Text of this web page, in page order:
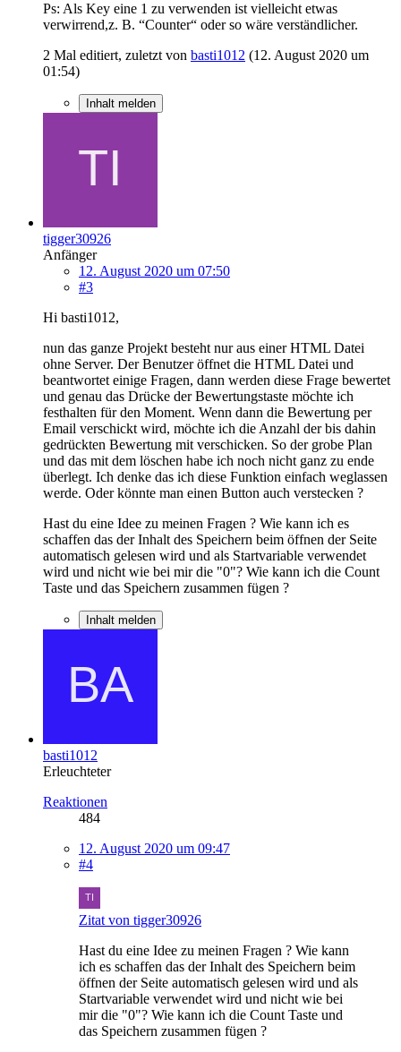
Ps: Als Key eine 1 zu verwenden ist vielleicht etwas
verwirrend,z. B. “Counter“ oder so wäre verständlicher.
2 Mal editiert, zuletzt von basti1012 (12. August 2020 um
01:54)
Inhalt melden
tigger30926
Anfänger
12. August 2020 um 07:50
#3
Hi basti1012,
nun das ganze Projekt besteht nur aus einer HTML Datei
ohne Server. Der Benutzer öffnet die HTML Datei und
beantwortet einige Fragen, dann werden diese Frage bewertet
und genau das Drücke der Bewertungstaste möchte ich
festhalten für den Moment. Wenn dann die Bewertung per
Email verschickt wird, möchte ich die Anzahl der bis dahin
gedrückten Bewertung mit verschicken. So der grobe Plan
und das mit dem löschen habe ich noch nicht ganz zu ende
überlegt. Ich denke das ich diese Funktion einfach weglassen
werde. Oder könnte man einen Button auch verstecken ?
Hast du eine Idee zu meinen Fragen ? Wie kann ich es
schaffen das der Inhalt des Speichern beim öffnen der Seite
automatisch gelesen wird und als Startvariable verwendet
wird und nicht wie bei mir die "0"? Wie kann ich die Count
Taste und das Speichern zusammen fügen ?
Inhalt melden
basti1012
Erleuchteter
Reaktionen
484
12. August 2020 um 09:47
#4
Zitat von tigger30926
Hast du eine Idee zu meinen Fragen ? Wie kann
ich es schaffen das der Inhalt des Speichern beim
öffnen der Seite automatisch gelesen wird und als
Startvariable verwendet wird und nicht wie bei
mir die "0"? Wie kann ich die Count Taste und
das Speichern zusammen fügen ?